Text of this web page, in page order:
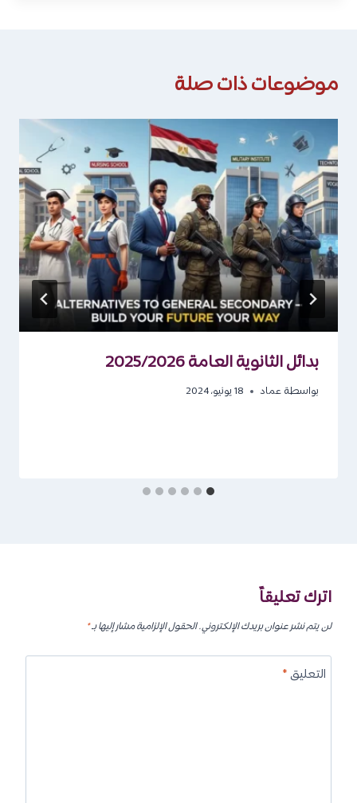
موضوعات ذات صلة
بدائل الثانوية العامة 2025/2026
بواسطة عماد 18 يونيو، 2024
اترك تعليقاً
لن يتم نشر عنوان بريدك الإلكتروني.الحقول الإلزامية مشار إليها بـ*
التعليق*